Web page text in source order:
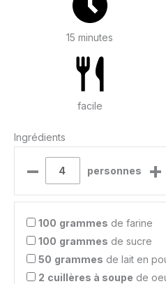
15 minutes
facile
Ingrédients
– personnes +
100 grammes de farine
100 grammes de sucre
50 grammes de lait en
2 cuillères à soupe de